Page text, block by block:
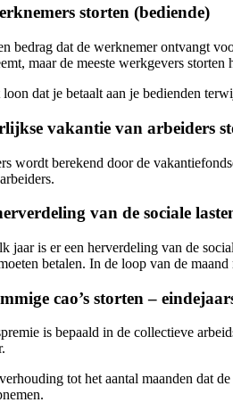
storten (bediende)
bedrag dat de werknemer ontvangt
maar de meeste werkgevers storten
dat je betaalt aan je bedienden
vakantie van arbeiders
wordt berekend door de
van de sociale
jaar is er een herverdeling van de
betalen. In de loop van de
cao’s storten –
is bepaald in de collectieve
tot het aantal maanden dat